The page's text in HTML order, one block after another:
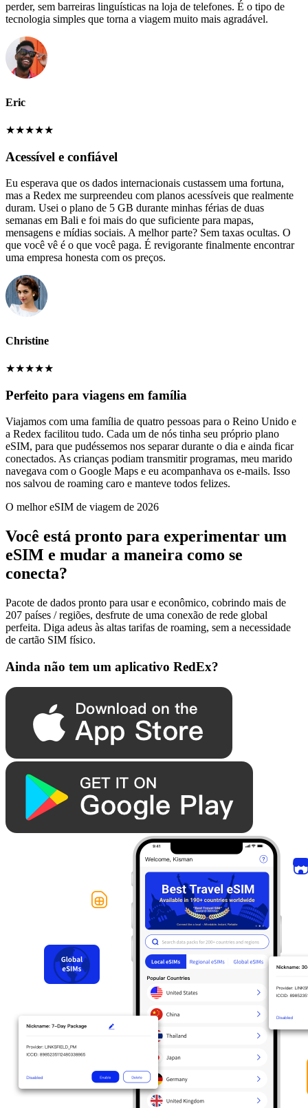
perder, sem barreiras linguísticas na loja de telefones. É o tipo de
tecnologia simples que torna a viagem muito mais agradável.
Eric
★★★★★
Acessível e confiável
Eu esperava que os dados internacionais custassem uma fortuna,
mas a Redex me surpreendeu com planos acessíveis que realmente
duram. Usei o plano de 5 GB durante minhas férias de duas
semanas em Bali e foi mais do que suficiente para mapas,
mensagens e mídias sociais. A melhor parte? Sem taxas ocultas. O
que você vê é o que você paga. É revigorante finalmente encontrar
uma empresa honesta com os preços.
Christine
★★★★★
Perfeito para viagens em família
Viajamos com uma família de quatro pessoas para o Reino Unido e
a Redex facilitou tudo. Cada um de nós tinha seu próprio plano
eSIM, para que pudéssemos nos separar durante o dia e ainda ficar
conectados. As crianças podiam transmitir programas, meu marido
navegava com o Google Maps e eu acompanhava os e-mails. Isso
nos salvou de roaming caro e manteve todos felizes.
O melhor eSIM de viagem de 2026
Você está pronto para experimentar um
eSIM e mudar a maneira como se
conecta?
Pacote de dados pronto para usar e econômico, cobrindo mais de
207 países / regiões, desfrute de uma conexão de rede global
perfeita. Diga adeus às altas tarifas de roaming, sem a necessidade
de cartão SIM físico.
Ainda não tem um aplicativo RedEx?